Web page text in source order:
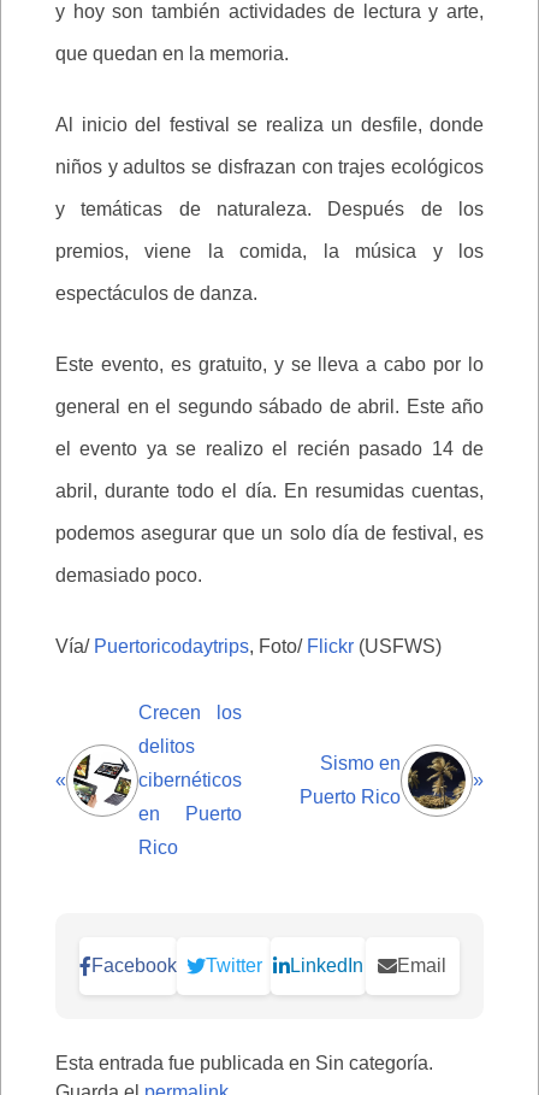
y hoy son también actividades de lectura y arte,
que quedan en la memoria.
Al inicio del festival se realiza un desfile, donde
niños y adultos se disfrazan con trajes ecológicos
y temáticas de naturaleza. Después de los
premios, viene la comida, la música y los
espectáculos de danza.
Este evento, es gratuito, y se lleva a cabo por lo
general en el segundo sábado de abril. Este año
el evento ya se realizo el recién pasado 14 de
abril, durante todo el día. En resumidas cuentas,
podemos asegurar que un solo día de festival, es
demasiado poco.
Vía/ Puertoricodaytrips, Foto/ Flickr (USFWS)
«
Crecen los
delitos
cibernéticos
en Puerto
Rico
Sismo en
Puerto Rico
»
Facebook Twitter LinkedIn Email
Esta entrada fue publicada en Sin categoría.